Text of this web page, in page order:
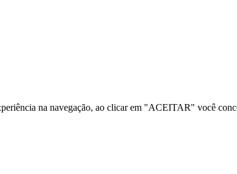
na navegação, ao clicar em "ACEITAR" você